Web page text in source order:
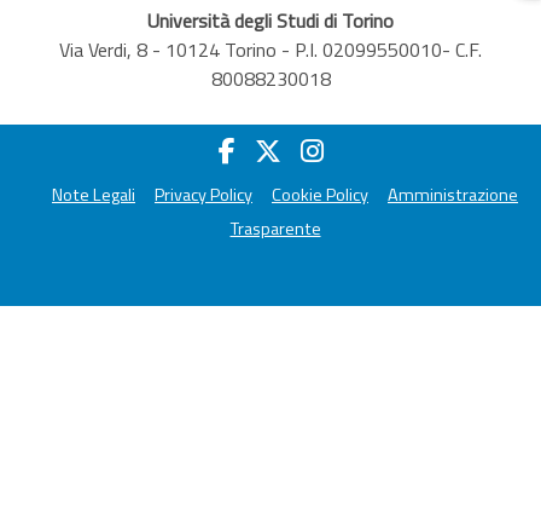
Università degli Studi di Torino
Via Verdi, 8 - 10124 Torino - P.I. 02099550010- C.F.
80088230018
Note Legali Privacy Policy Cookie Policy
Amministrazione
Trasparente